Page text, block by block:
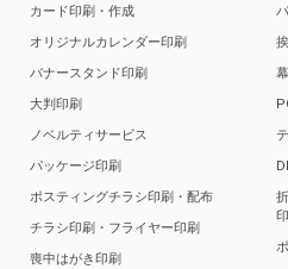
カード印刷・作成
オリジナルカレンダー印刷
バナースタンド印刷
大判印刷
ノベルティサービス
パッケージ印刷
ポスティングチラシ印刷・配布
チラシ印刷・フライヤー印刷
喪中はがき印刷